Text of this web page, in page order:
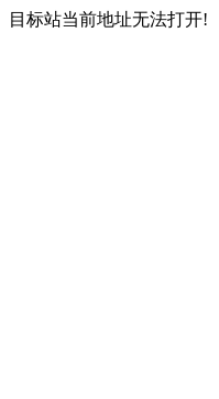
目标站当前地址无法打开!